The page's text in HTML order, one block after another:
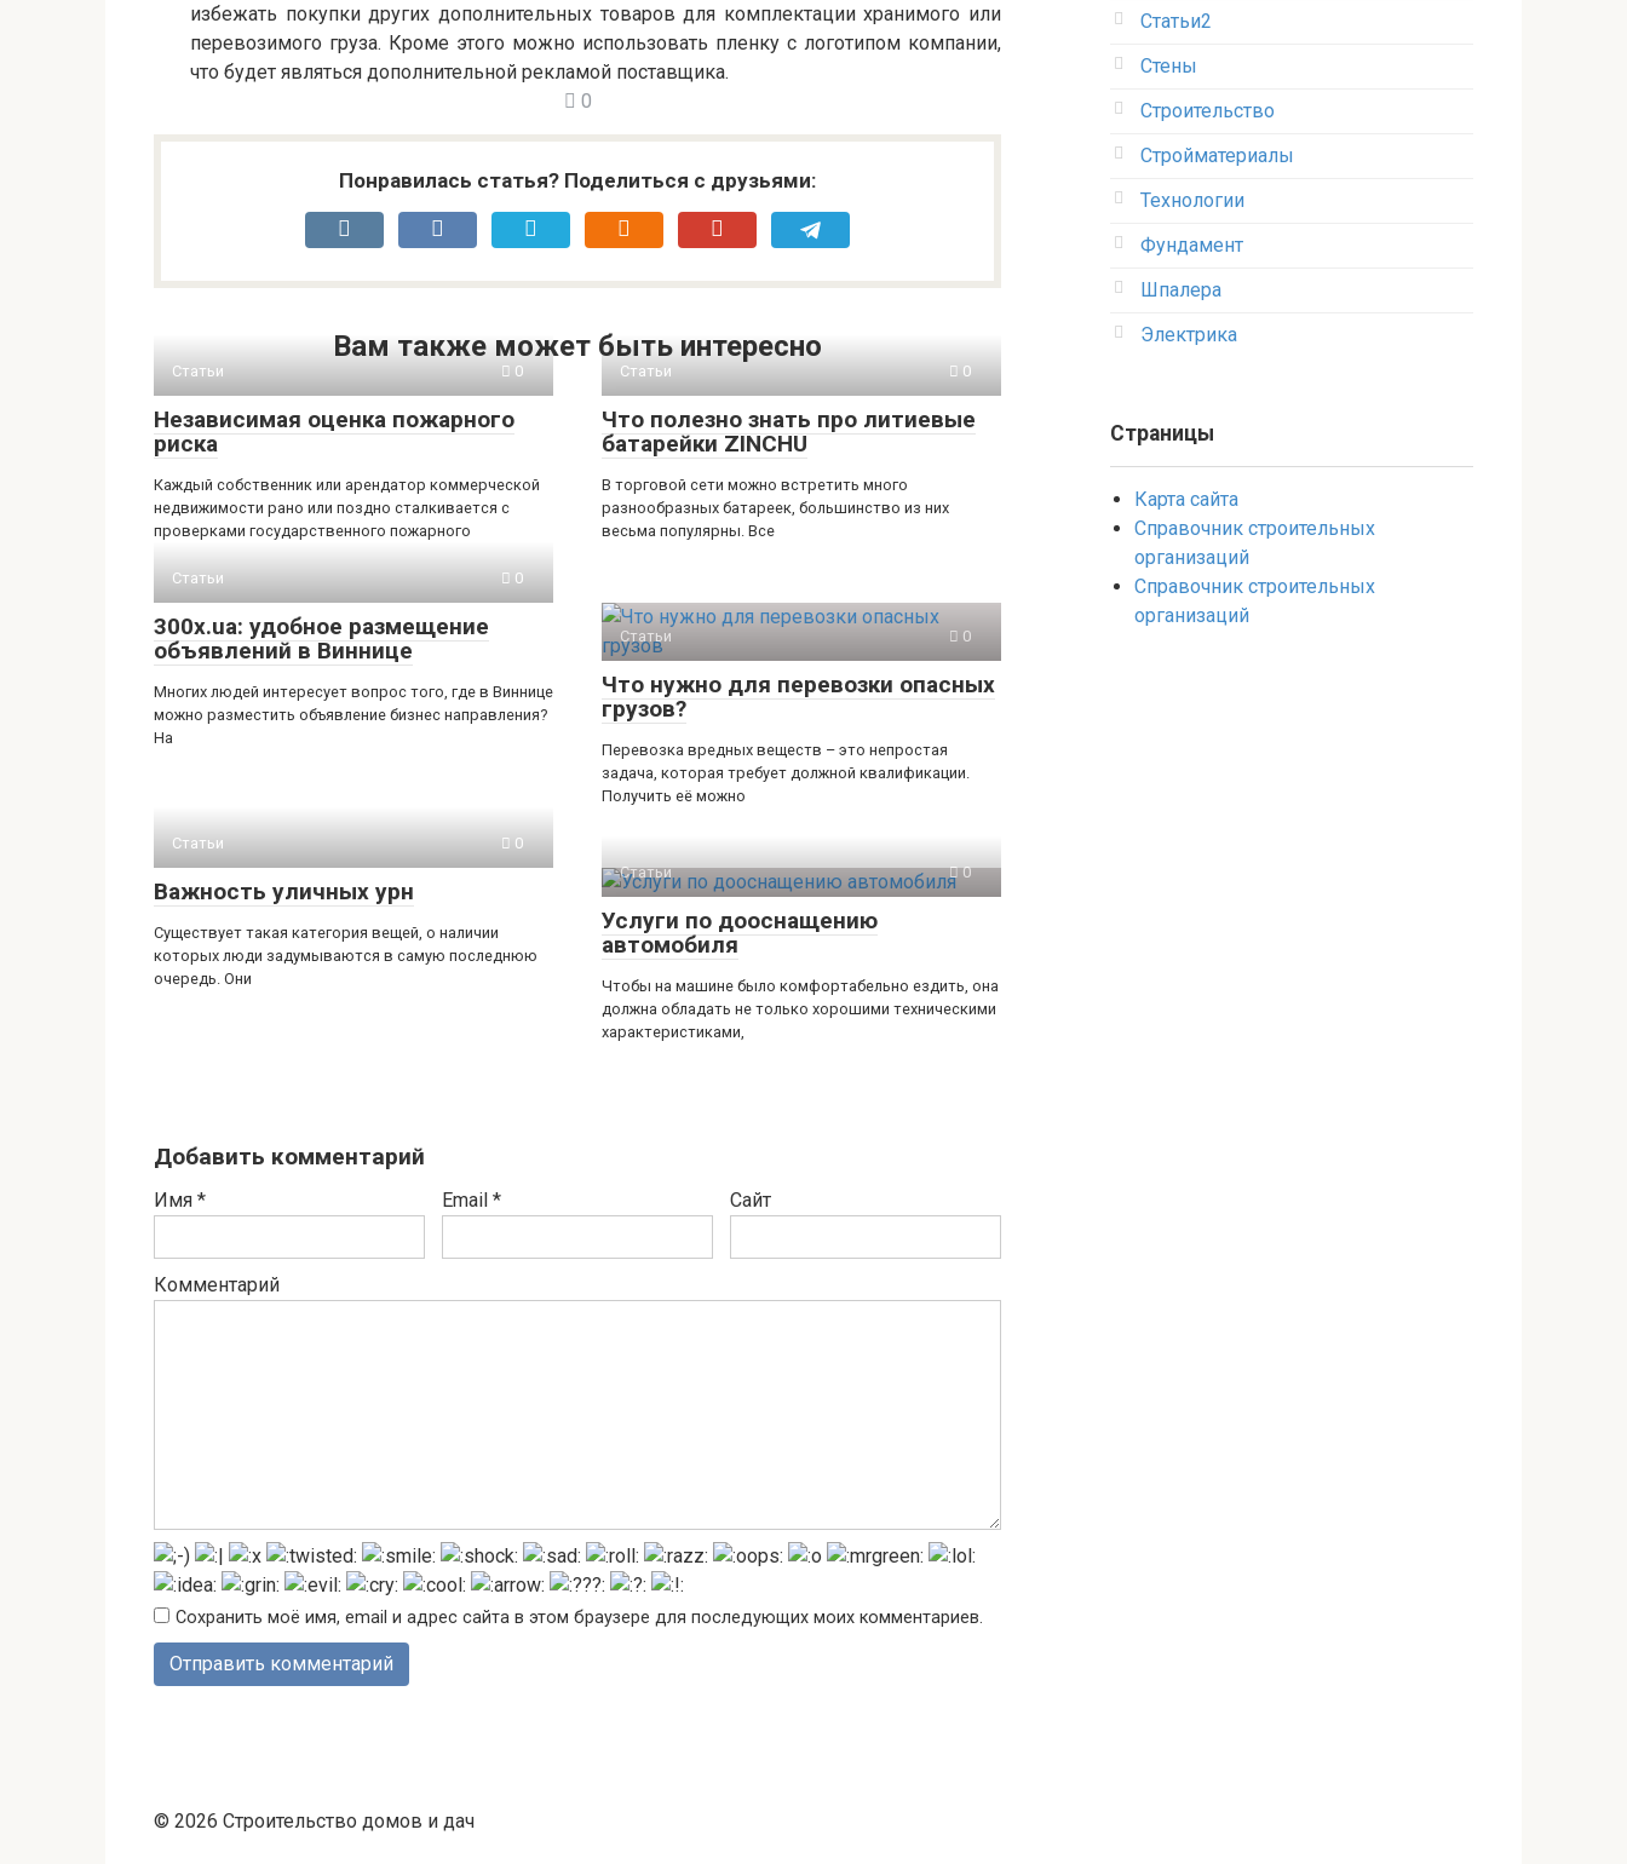
избежать покупки других дополнительных товаров для комплектации хранимого или
перевозимого груза. Кроме этого можно использовать пленку с логотипом компании,
что будет являться дополнительной рекламой поставщика.
0
Понравилась статья? Поделиться с друзьями:
Вам также может быть интересно
Статьи 0
Независимая оценка пожарного
риска
Каждый собственник или арендатор коммерческой
недвижимости рано или поздно сталкивается с
проверками государственного пожарного
Статьи 0
Что полезно знать про литиевые
батарейки ZINCHU
В торговой сети можно встретить много
разнообразных батареек, большинство из них
весьма популярны. Все
Статьи 0
300x.ua: удобное размещение
объявлений в Виннице
Многих людей интересует вопрос того, где в Виннице
можно разместить объявление бизнес направления?
На
Статьи 0
Что нужно для перевозки опасных
грузов?
Перевозка вредных веществ – это непростая
задача, которая требует должной квалификации.
Получить её можно
Статьи 0
Важность уличных урн
Существует такая категория вещей, о наличии
которых люди задумываются в самую последнюю
очередь. Они
Статьи 0
Услуги по дооснащению
автомобиля
Чтобы на машине было комфортабельно ездить, она
должна обладать не только хорошими техническими
характеристиками,
Добавить комментарий
Имя * Email * Сайт
Комментарий
Сохранить моё имя, email и адрес сайта в этом браузере для последующих моих комментариев.
Статьи2
Стены
Строительство
Стройматериалы
Технологии
Фундамент
Шпалера
Электрика
Страницы
Карта сайта
Справочник строительных
организаций
Справочник строительных
организаций
© 2026 Строительство домов и дач